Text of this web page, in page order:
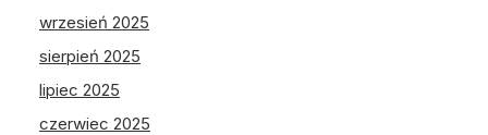
wrzesień 2025
sierpień 2025
lipiec 2025
czerwiec 2025